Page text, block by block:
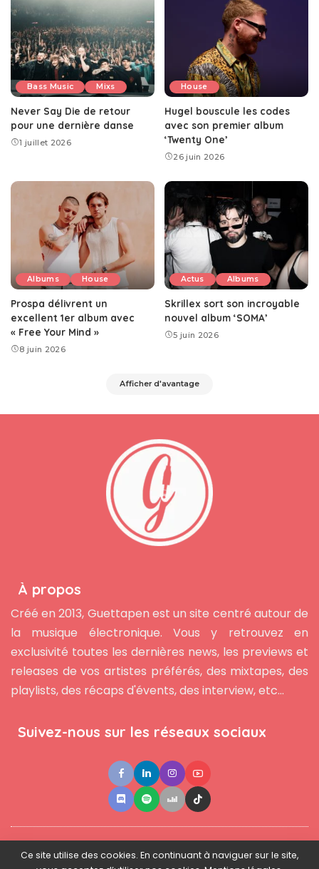
Bass Music Mixs
Never Say Die de retour
pour une dernière danse
1 juillet 2026
House
Hugel bouscule les codes
avec son premier album
‘Twenty One’
26 juin 2026
Albums House
Prospa délivrent un
excellent 1er album avec
« Free Your Mind »
8 juin 2026
Actus Albums
Skrillex sort son incroyable
nouvel album ‘SOMA’
5 juin 2026
Afficher d'avantage
À propos
Créé en 2013, Guettapen est un site centré autour de
la musique électronique. Vous y retrouvez en
exclusivité toutes les dernières news, les previews et
releases de vos artistes préférés, des mixtapes, des
playlists, des récaps d'évents, des interview, etc...
Suivez-nous sur les réseaux sociaux
Contact ●Newsletter ● L'équipe ● Mentions légales
Ce site utilise des cookies. En continuant à naviguer sur le site,